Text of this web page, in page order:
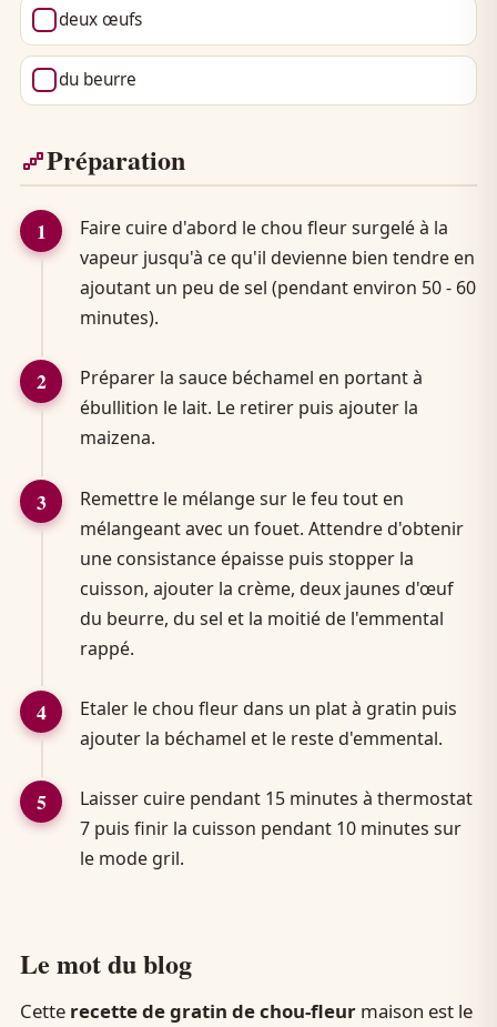
deux œufs
du beurre
Préparation
Faire cuire d'abord le chou fleur surgelé à la
vapeur jusqu'à ce qu'il devienne bien tendre en
ajoutant un peu de sel (pendant environ 50 - 60
minutes).
Préparer la sauce béchamel en portant à
ébullition le lait. Le retirer puis ajouter la
maizena.
Remettre le mélange sur le feu tout en
mélangeant avec un fouet. Attendre d'obtenir
une consistance épaisse puis stopper la
cuisson, ajouter la crème, deux jaunes d'œuf
du beurre, du sel et la moitié de l'emmental
rappé.
Etaler le chou fleur dans un plat à gratin puis
ajouter la béchamel et le reste d'emmental.
Laisser cuire pendant 15 minutes à thermostat
7 puis finir la cuisson pendant 10 minutes sur
le mode gril.
Le mot du blog
Cette recette de gratin de chou-fleurmaison est le